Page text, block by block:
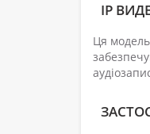
IP
Ця модель